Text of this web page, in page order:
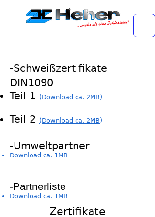
-Schweißzertifikate
DIN1090
Teil 1 (Down load ca. 2MB)
Teil 2 (Down load ca. 2MB)
-Umwe ltpartner
Download ca. 1MB
-Partnerliste
Download ca. 1MB
Zertifikate